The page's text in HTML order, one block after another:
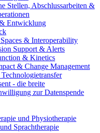
Stellen, Abschlussarbeiten &
Entwicklung
& Interoperability
Support & Alerts
& Kinetics
& Change Management
- die breite
zur Datenspende
und Physiotherapie
Sprachtherapie